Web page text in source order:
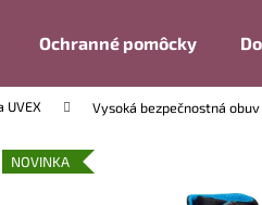
Ochranné pomôcky
UVEX Vysoká bezpečnostná obuv
NOVINKA
Čo potrebujete